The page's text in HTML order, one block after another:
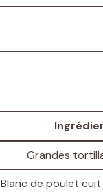
Grandes
Blanc de poulet